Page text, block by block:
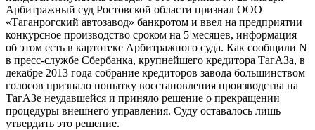
Арбитражный суд Ростовской области признал ООО
«Таганрогский автозавод» банкротом и ввел на предприятии
конкурсное производство сроком на 5 месяцев, информация
об этом есть в картотеке Арбитражного суда. Как сообщили N
в пресс-службе Сбербанка, крупнейшего кредитора ТагАЗа, в
декабре 2013 года собрание кредиторов завода большинством
голосов признало попытку восстановления производства на
ТагАЗе неудавшейся и приняло решение о прекращении
процедуры внешнего управления. Суду оставалось лишь
утвердить это решение.